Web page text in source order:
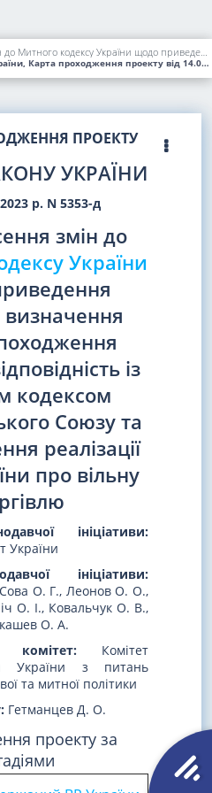
Про внесення змін до Митного кодексу України щодо приведення порядку визначення країни походження товару у відповідність із Митним кодексом Європейського Союзу та забезпечення реалізації угод України про вільну торгівлю
Карта проходження проекту від 14.07.2023
ПРОЕКТУ
УКРАЇНИ
р. N 5353-д
змін до
України
із
кодексом
Союзу та
реалізації
про вільну
ініціативи:
України
ініціативи:
О. Г., Леонов О. О.,
О. І., Ковальчук О. В.,
О. А.
комітет:Комітет
України з питань
та митної політики
Гетманцев Д. О.
проекту за